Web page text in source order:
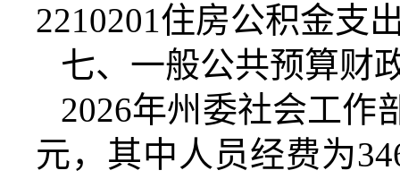
2210201住房公积金支
七、一般公共预算财
2026年州委社会工作
元，其中人员经费为